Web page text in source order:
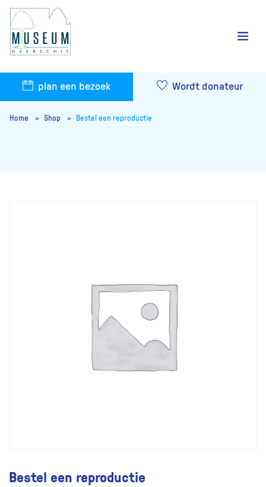
plan een bezoek Wordt donateur
Home Shop Bestel een reproductie
Bestel een reproductie